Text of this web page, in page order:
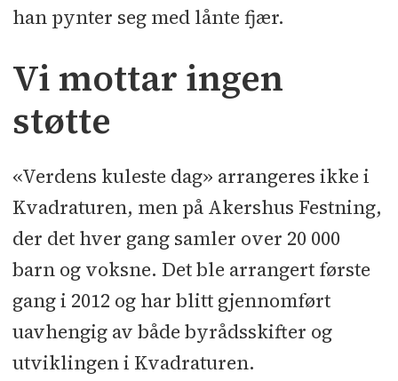
han pynter seg med lånte fjær.
Vi mottar ingen
støtte
«Verdens kuleste dag» arrangeres ikke i
Kvadraturen, men på Akershus Festning,
der det hver gang samler over 20 000
barn og voksne. Det ble arrangert første
gang i 2012 og har blitt gjennomført
uavhengig av både byrådsskifter og
utviklingen i Kvadraturen.